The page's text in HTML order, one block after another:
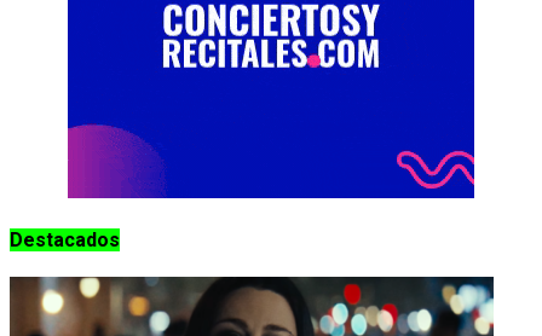
Destacados